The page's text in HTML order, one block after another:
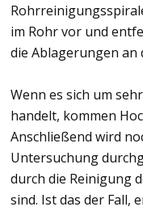
im Rohr vor und
die Ablagerungen an
Wenn es sich um
handelt, kommen
Anschließend wird
Untersuchung
durch die Reinigung
sind. Ist das der Fall,